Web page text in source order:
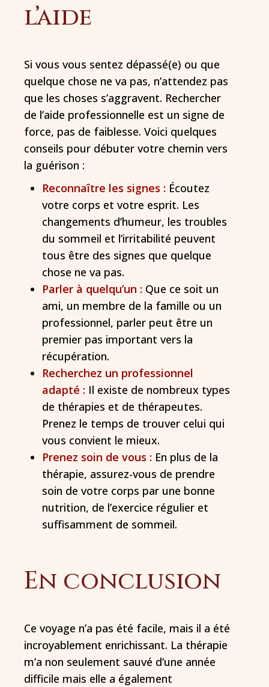
l’aide
Si vous vous sentez dépassé(e) ou que
quelque chose ne va pas, n’attendez pas
que les choses s’aggravent. Rechercher
de l’aide professionnelle est un signe de
force, pas de faiblesse. Voici quelques
conseils pour débuter votre chemin vers
la guérison :
Reconnaître les signes : Écoutez
votre corps et votre esprit. Les
changements d’humeur, les troubles
du sommeil et l’irritabilité peuvent
tous être des signes que quelque
chose ne va pas.
Parler à quelqu’un : Que ce soit un
ami, un membre de la famille ou un
professionnel, parler peut être un
premier pas important vers la
récupération.
Recherchez un professionnel
adapté : Il existe de nombreux types
de thérapies et de thérapeutes.
Prenez le temps de trouver celui qui
vous convient le mieux.
Prenez soin de vous : En plus de la
thérapie, assurez-vous de prendre
soin de votre corps par une bonne
nutrition, de l’exercice régulier et
suffisamment de sommeil.
En conclusion
Ce voyage n’a pas été facile, mais il a été
incroyablement enrichissant. La thérapie
m’a non seulement sauvé d’une année
difficile mais elle a également